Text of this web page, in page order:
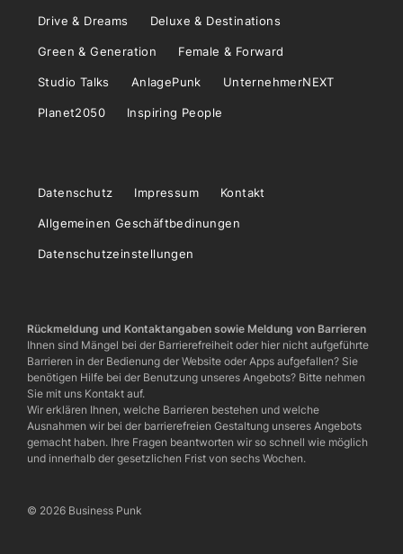
Drive & Dreams Deluxe & Destinations
Green & Generation Female & Forward
Studio Talks AnlagePunk UnternehmerNEXT
Planet2050 Inspiring People
Datenschutz Impressum Kontakt
Allgemeinen Geschäftbedinungen
Datenschutzeinstellungen
Rückmeldung und Kontaktangaben sowie Meldung von Barrieren
Ihnen sind Mängel bei der Barrierefreiheit oder hier nicht aufgeführte
Barrieren in der Bedienung der Website oder Apps aufgefallen? Sie
benötigen Hilfe bei der Benutzung unseres Angebots? Bitte nehmen
Sie mit uns Kontakt auf.
Wir erklären Ihnen, welche Barrieren bestehen und welche
Ausnahmen wir bei der barrierefreien Gestaltung unseres Angebots
gemacht haben. Ihre Fragen beantworten wir so schnell wie möglich
und innerhalb der gesetzlichen Frist von sechs Wochen.
© 2026 Business Punk